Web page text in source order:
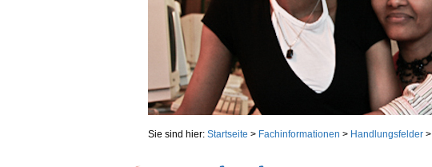
Sie sind hier: Startseite > Fachinformationen > Handlungsfelder>